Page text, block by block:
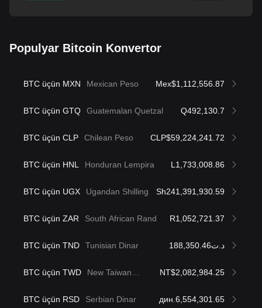
Populyar Bitcoin Konvertor
BTC üçün MXN Mexican Peso Mex$1,112,556.87
BTC üçün GTQ Guatemalan Quetzal Q492,130.7
BTC üçün CLP Chilean Peso CLP$59,224,241.72
BTC üçün HNL Honduran Lempira L1,733,008.86
BTC üçün UGX Ugandan Shilling Sh241,391,930.59
BTC üçün ZAR South African Rand R1,052,721.37
BTC üçün TND Tunisian Dinar د.ت188,350.46
BTC üçün TWD
New Taiwan
NT$2,082,984.25
BTC üçün RSD Serbian Dinar дин.6,554,301.65